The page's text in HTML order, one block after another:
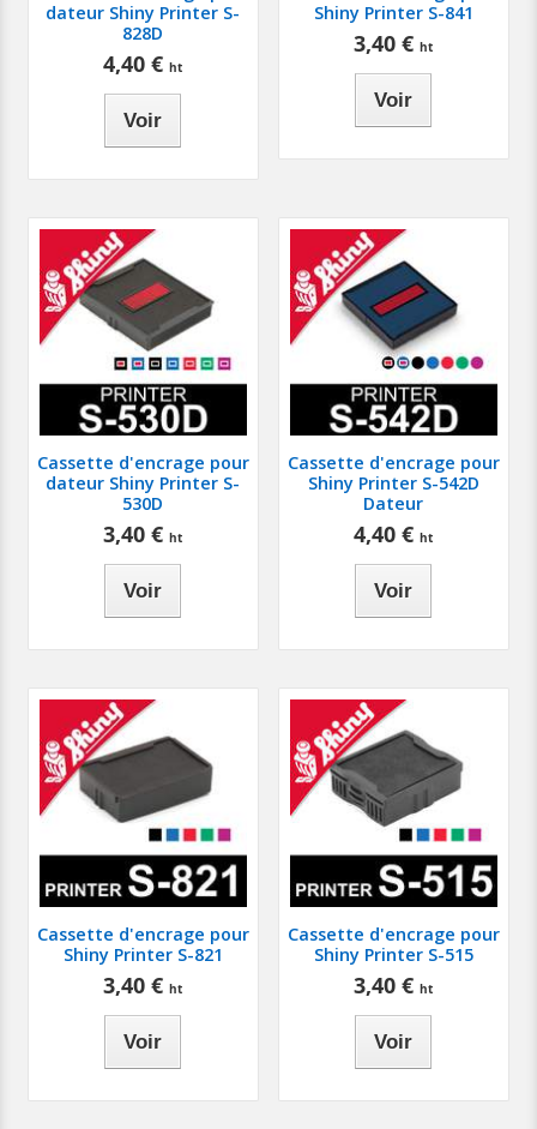
dateur Shiny Printer S-
828D
4,40 €
Voir
Shiny Printer S-841
3,40 €
Voir
Cassette d'encrage pour
dateur Shiny Printer S-
530D
3,40 €
Voir
Cassette d'encrage pour
Shiny Printer S-542D
Dateur
4,40 €
Voir
Cassette d'encrage pour
Shiny Printer S-821
3,40 €
Voir
Cassette d'encrage pour
Shiny Printer S-515
3,40 €
Voir